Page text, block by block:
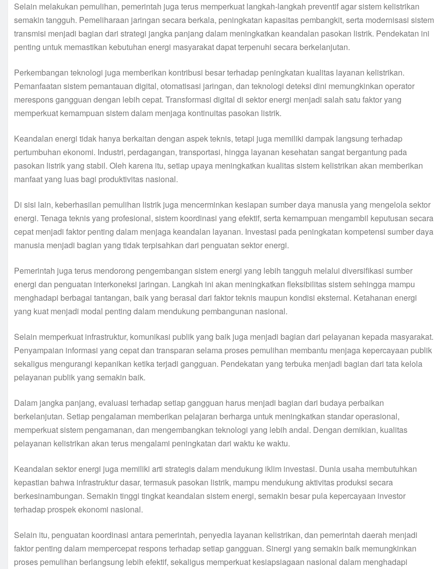
Selain melakukan pemulihan, pemerintah juga terus memperkuat langkah-langkah preventif agar sistem kelistrikan
semakin tangguh. Pemeliharaan jaringan secara berkala, peningkatan kapasitas pembangkit, serta modernisasi sistem
transmisi menjadi bagian dari strategi jangka panjang dalam meningkatkan keandalan pasokan listrik. Pendekatan ini
penting untuk memastikan kebutuhan energi masyarakat dapat terpenuhi secara berkelanjutan.
Perkembangan teknologi juga memberikan kontribusi besar terhadap peningkatan kualitas layanan kelistrikan.
Pemanfaatan sistem pemantauan digital, otomatisasi jaringan, dan teknologi deteksi dini memungkinkan operator
merespons gangguan dengan lebih cepat. Transformasi digital di sektor energi menjadi salah satu faktor yang
memperkuat kemampuan sistem dalam menjaga kontinuitas pasokan listrik.
Keandalan energi tidak hanya berkaitan dengan aspek teknis, tetapi juga memiliki dampak langsung terhadap
pertumbuhan ekonomi. Industri, perdagangan, transportasi, hingga layanan kesehatan sangat bergantung pada
pasokan listrik yang stabil. Oleh karena itu, setiap upaya meningkatkan kualitas sistem kelistrikan akan memberikan
manfaat yang luas bagi produktivitas nasional.
Di sisi lain, keberhasilan pemulihan listrik juga mencerminkan kesiapan sumber daya manusia yang mengelola sektor
energi. Tenaga teknis yang profesional, sistem koordinasi yang efektif, serta kemampuan mengambil keputusan secara
cepat menjadi faktor penting dalam menjaga keandalan layanan. Investasi pada peningkatan kompetensi sumber daya
manusia menjadi bagian yang tidak terpisahkan dari penguatan sektor energi.
Pemerintah juga terus mendorong pengembangan sistem energi yang lebih tangguh melalui diversifikasi sumber
energi dan penguatan interkoneksi jaringan. Langkah ini akan meningkatkan fleksibilitas sistem sehingga mampu
menghadapi berbagai tantangan, baik yang berasal dari faktor teknis maupun kondisi eksternal. Ketahanan energi
yang kuat menjadi modal penting dalam mendukung pembangunan nasional.
Selain memperkuat infrastruktur, komunikasi publik yang baik juga menjadi bagian dari pelayanan kepada masyarakat.
Penyampaian informasi yang cepat dan transparan selama proses pemulihan membantu menjaga kepercayaan publik
sekaligus mengurangi kepanikan ketika terjadi gangguan. Pendekatan yang terbuka menjadi bagian dari tata kelola
pelayanan publik yang semakin baik.
Dalam jangka panjang, evaluasi terhadap setiap gangguan harus menjadi bagian dari budaya perbaikan
berkelanjutan. Setiap pengalaman memberikan pelajaran berharga untuk meningkatkan standar operasional,
memperkuat sistem pengamanan, dan mengembangkan teknologi yang lebih andal. Dengan demikian, kualitas
pelayanan kelistrikan akan terus mengalami peningkatan dari waktu ke waktu.
Keandalan sektor energi juga memiliki arti strategis dalam mendukung iklim investasi. Dunia usaha membutuhkan
kepastian bahwa infrastruktur dasar, termasuk pasokan listrik, mampu mendukung aktivitas produksi secara
berkesinambungan. Semakin tinggi tingkat keandalan sistem energi, semakin besar pula kepercayaan investor
terhadap prospek ekonomi nasional.
Selain itu, penguatan koordinasi antara pemerintah, penyedia layanan kelistrikan, dan pemerintah daerah menjadi
faktor penting dalam mempercepat respons terhadap setiap gangguan. Sinergi yang semakin baik memungkinkan
proses pemulihan berlangsung lebih efektif, sekaligus memperkuat kesiapsiagaan nasional dalam menghadapi